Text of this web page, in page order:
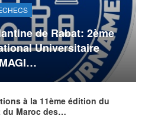
de Rabat: 2ème
Universitaire
à la 11ème édition du
du Maroc des…